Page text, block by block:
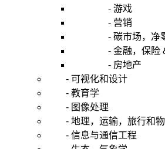
- 游戏
- 营销
- 碳市场，净零
- 金融，保险 &
- 房地产
- 可视化和设计
- 教育学
- 图像处理
- 地理，运输，旅行和
- 信息与通信工程